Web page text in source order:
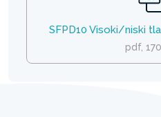
SFPD10 Visoki/niski
pdf,